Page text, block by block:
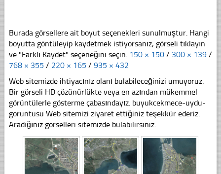
Burada görsellere ait boyut seçenekleri sunulmuştur. Hangi
boyutta göntüleyip kaydetmek istiyorsanız, görseli tıklayın
ve "Farklı Kaydet" seçeneğini seçin. 150 × 150 / 300 × 139 /
768 × 355 / 220 × 165 / 935 × 432
Web sitemizde ihtiyacınız olanı bulabileceğinizi umuyoruz.
Bir görseli HD çözünürlükte veya en azından mükemmel
görüntülerle gösterme çabasındayız. buyukcekmece-uydu-
goruntusu Web sitemizi ziyaret ettiğiniz teşekkür ederiz.
Aradığınız görselleri sitemizde bulabilirsiniz.